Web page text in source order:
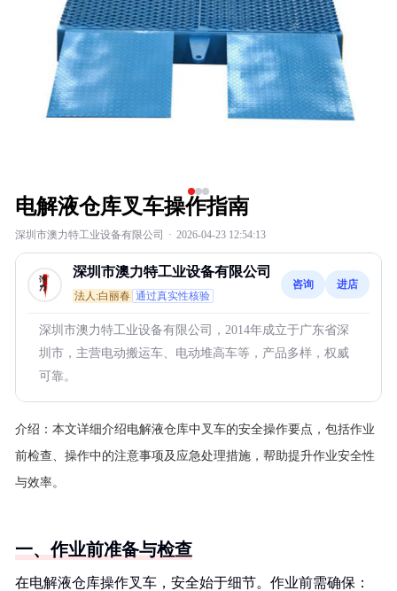
电解液仓库叉车操作指南
深圳市澳力特工业设备有限公司 · 2026-04-23 12:54:13
深圳市澳力特工业设备有限公司
法人:白丽春 通过真实性核验
咨询 进店
深圳市澳力特工业设备有限公司，2014年成立于广东省深
圳市，主营电动搬运车、电动堆高车等，产品多样，权威
可靠。
介绍： 本文详细介绍电解液仓库中叉车的安全操作要点，包括作业
前检查、操作中的注意事项及应急处理措施，帮助提升作业安全性
与效率。
一、作业前准备与检查
在电解液仓库操作叉车，安全始于细节。作业前需确保：